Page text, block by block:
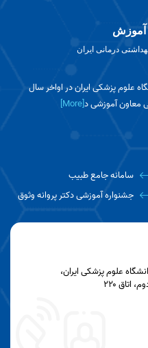
کمیته دانشجویی توسعه
پیش‌رو برگزار شد»
آموزشی با اعضای مرکز
دفاتر توسعه آموزش
برگزار شد
مرکز مطالعات و توسعه
شد.
آموزش
درمانی ایران
علوم پزشکی ایران در اواخر سال
[More]
سامانه جامع طبیب
جشنواره آموزشی دکتر پروانه وثوق
علوم پزشکی ایران،
۲۲۰